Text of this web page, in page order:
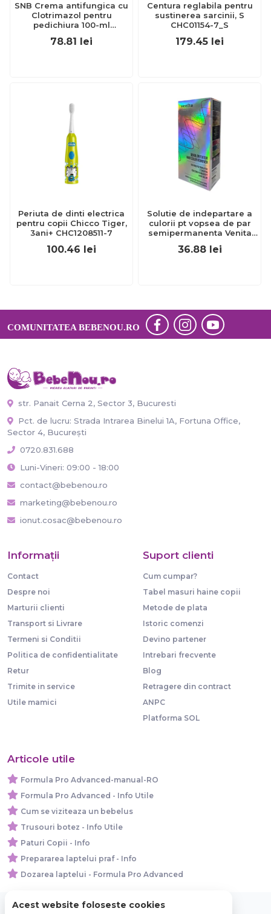
SNB Crema antifungica cu
Clotrimazol pentru
pedichiura 100-ml
EXL359_918
78.81 lei
Centura reglabila pentru
sustinerea sarcinii, S
CHC01154-7_S
179.45 lei
Periuta de dinti electrica
pentru copii Chicco Tiger,
3ani+ CHC1208511-7
100.46 lei
Solutie de indepartare a
culorii pt vopsea de par
semipermanenta Venita
Hair Color Remover, 115ml
15 ml
36.88 lei
COMUNITATEA BEBENOU.RO
str. Panait Cerna 2, Sector 3, Bucuresti
Pct. de lucru: Strada Intrarea Binelui 1A, Fortuna Office,
Sector 4, București
0720.831.688
Luni-Vineri: 09:00 - 18:00
contact@bebenou.ro
marketing@bebenou.ro
ionut.cosac@bebenou.ro
Informaţii
Contact
Despre noi
Marturii clienti
Transport si Livrare
Termeni si Conditii
Politica de confidentialitate
Retur
Trimite in service
Utile mamici
Suport clienti
Cum cumpar?
Tabel masuri haine copii
Metode de plata
Istoric comenzi
Devino partener
Intrebari frecvente
Blog
Retragere din contract
ANPC
Platforma SOL
Articole utile
Formula Pro Advanced-manual-RO
Formula Pro Advanced - Info Utile
Cum se viziteaza un bebelus
Trusouri botez - Info Utile
Paturi Copii - Info
Prepararea laptelui praf - Info
Dozarea laptelui - Formula Pro Advanced
Acest website foloseste cookies